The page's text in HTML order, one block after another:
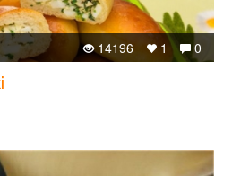
0
1
14196